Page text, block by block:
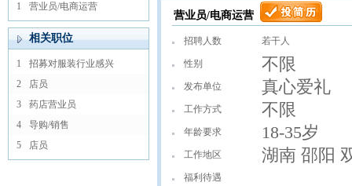
1 营业员/电商运营
相关职位
1
招募对服装行业感兴
2
店员
3
药店营业员
4
导购/销售
5
店员
营业员/电商运营
招聘人数 若干人
性别 不限
发布单位 真心爱礼
工作方式 不限
年龄要求 18-35岁
工作地区 湖南 邵阳
福利待遇